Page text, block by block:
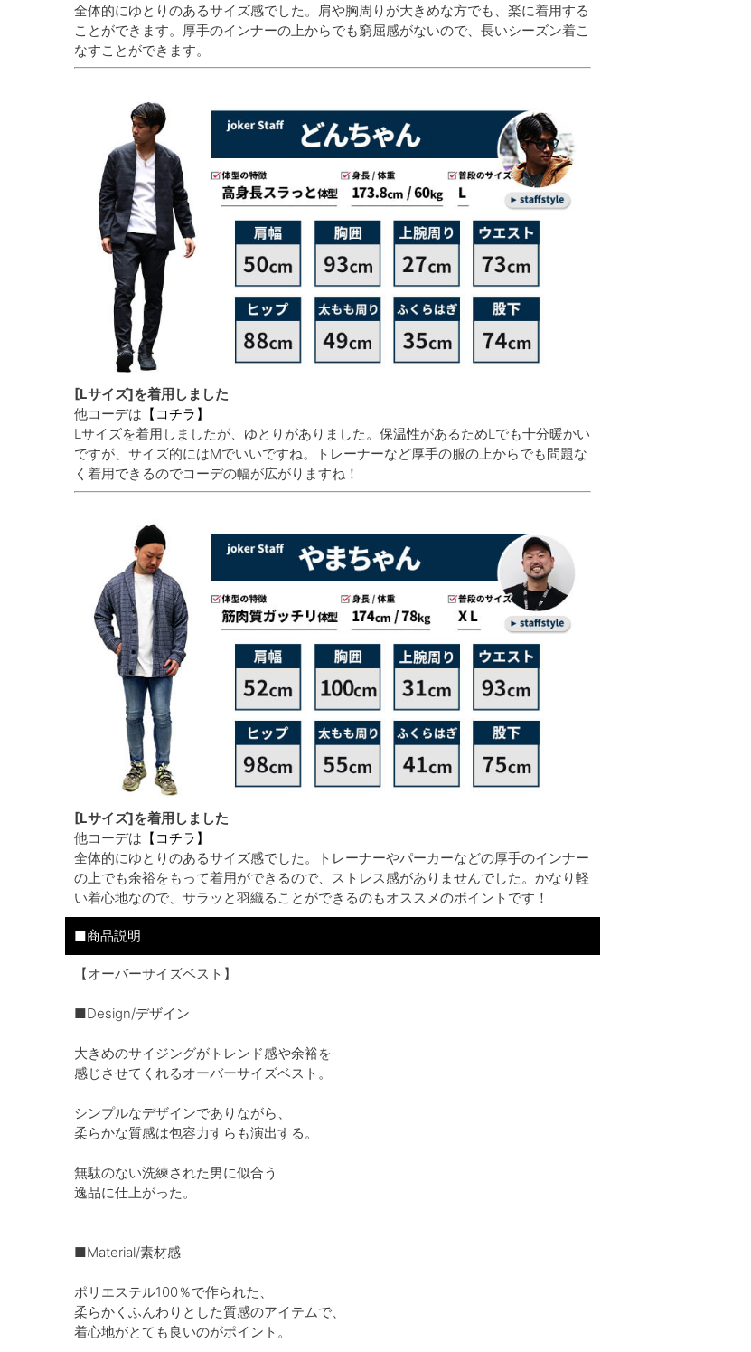
全体的にゆとりのあるサイズ感でした。肩や胸周りが大きめな方でも、楽に着用する
ことができます。厚手のインナーの上からでも窮屈感がないので、長いシーズン着こ
なすことができます。
[Lサイズ]を着用しました
他コーデは 【コチラ】
Lサイズを着用しましたが、ゆとりがありました。保温性があるためLでも十分暖かい
ですが、サイズ的にはMでいいですね。トレーナーなど厚手の服の上からでも問題な
く着用できるのでコーデの幅が広がりますね！
[Lサイズ]を着用しました
他コーデは 【コチラ】
全体的にゆとりのあるサイズ感でした。トレーナーやパーカーなどの厚手のインナー
の上でも余裕をもって着用ができるので、ストレス感がありませんでした。かなり軽
い着心地なので、サラッと羽織ることができるのもオススメのポイントです！
■商品説明
【オーバーサイズベスト】
■Design/デザイン
大きめのサイジングがトレンド感や余裕を
感じさせてくれるオーバーサイズベスト。
シンプルなデザインでありながら、
柔らかな質感は包容力すらも演出する。
無駄のない洗練された男に似合う
逸品に仕上がった。
■Material/素材感
ポリエステル100％で作られた、
柔らかくふんわりとした質感のアイテムで、
着心地がとても良いのがポイント。